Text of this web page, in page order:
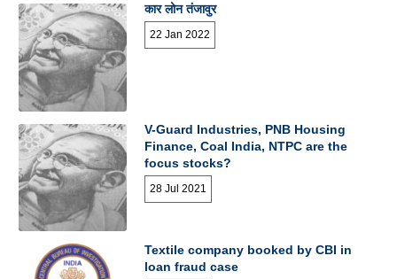
कार लोन तंजावुर
22 Jan 2022
V-Guard Industries, PNB Housing
Finance, Coal India, NTPC are the
focus stocks?
28 Jul 2021
Textile company booked by CBI in
loan fraud case